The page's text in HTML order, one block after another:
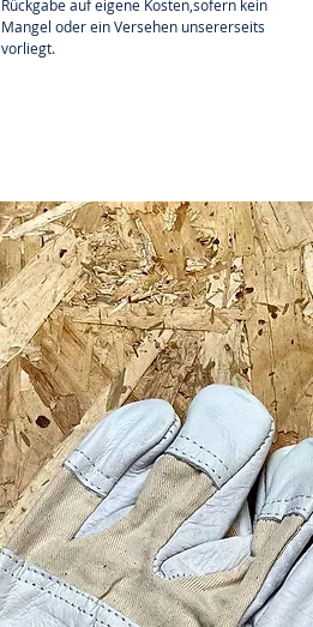
Rückgabe auf eigene Kosten,sofern kein
Mangel oder ein Versehen unsererseits
vorliegt.